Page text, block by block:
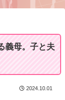
義母。子と夫
2024.10.01